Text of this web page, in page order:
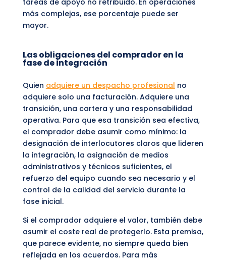
más complejas, ese porcentaje puede ser
mayor.
Las obligaciones del comprador en la
fase de integración
Quien adquiere un despacho profesional no
adquiere solo una facturación. Adquiere una
transición, una cartera y una responsabilidad
operativa. Para que esa transición sea efectiva,
el comprador debe asumir como mínimo: la
designación de interlocutores claros que lideren
la integración, la asignación de medios
administrativos y técnicos suficientes, el
refuerzo del equipo cuando sea necesario y el
control de la calidad del servicio durante la
fase inicial.
Si el comprador adquiere el valor, también debe
asumir el coste real de protegerlo. Esta premisa,
que parece evidente, no siempre queda bien
reflejada en los acuerdos. Para más